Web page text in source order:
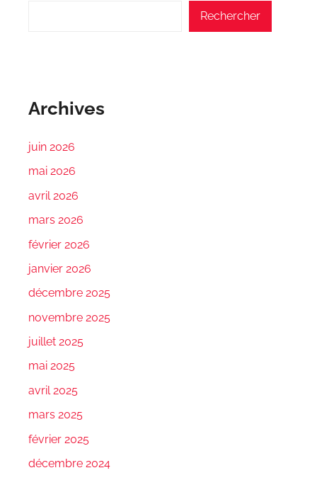
Rechercher
Archives
juin 2026
mai 2026
avril 2026
mars 2026
février 2026
janvier 2026
décembre 2025
novembre 2025
juillet 2025
mai 2025
avril 2025
mars 2025
février 2025
décembre 2024